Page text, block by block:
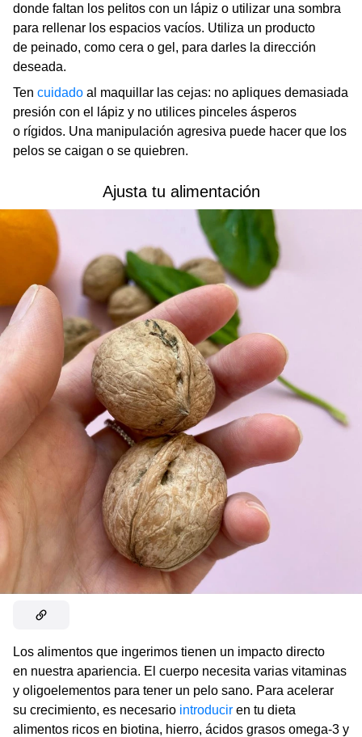
donde faltan los pelitos con un lápiz o utilizar una sombra
para rellenar los espacios vacíos. Utiliza un producto
de peinado, como cera o gel, para darles la dirección
deseada.
Ten cuidado al maquillar las cejas: no apliques demasiada
presión con el lápiz y no utilices pinceles ásperos
o rígidos. Una manipulación agresiva puede hacer que los
pelos se caigan o se quiebren.
Ajusta tu alimentación
Los alimentos que ingerimos tienen un impacto directo
en nuestra apariencia. El cuerpo necesita varias vitaminas
y oligoelementos para tener un pelo sano. Para acelerar
su crecimiento, es necesario introducir en tu dieta
alimentos ricos en biotina, hierro, ácidos grasos omega-3 y